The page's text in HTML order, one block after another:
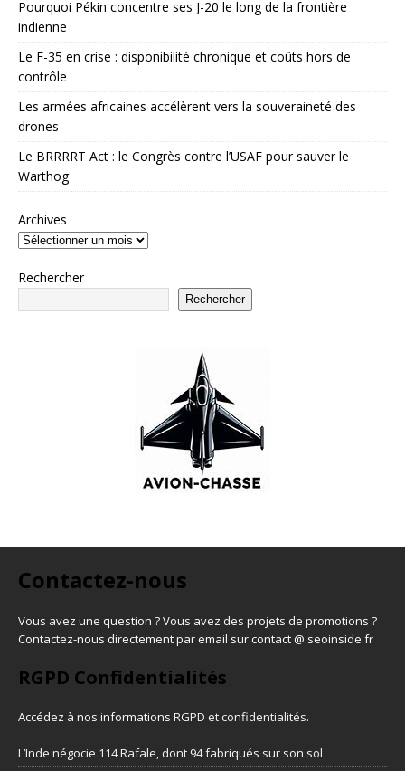
Pourquoi Pékin concentre ses J-20 le long de la frontière
indienne
Le F-35 en crise : disponibilité chronique et coûts hors de
contrôle
Les armées africaines accélèrent vers la souveraineté des
drones
Le BRRRRT Act : le Congrès contre l’USAF pour sauver le
Warthog
Archives
Rechercher
Rechercher
Contactez-nous
Vous avez une question ? Vous avez des projets de promotions ?
Contactez-nous directement par email sur contact @ seoinside.fr
RGPD Confidentialités
Accédez à nos informations RGPD et confidentialités.
L’Inde négocie 114 Rafale, dont 94 fabriqués sur son sol